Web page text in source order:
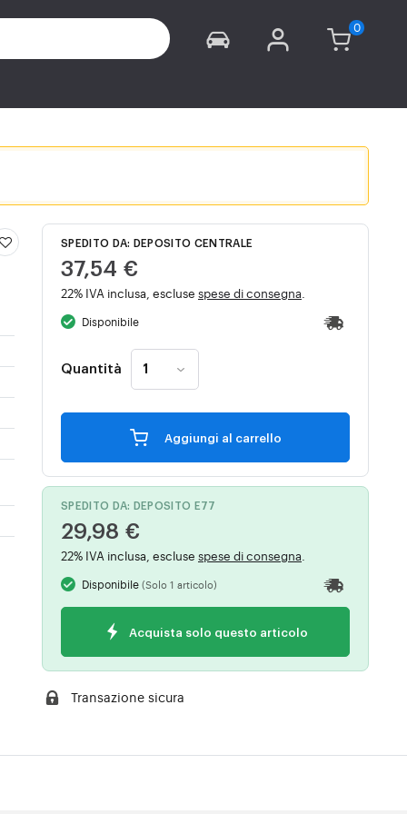
SPEDITO DA: DEPOSITO CENTRALE
37,54 €
22% IVA inclusa, escluse spese di consegna
Disponibile
Quantità
Aggiungi al carrello
SPEDITO DA: DEPOSITO E77
29,98 €
22% IVA inclusa, escluse spese di consegna
Disponibile(Solo 1 articolo)
Acquista solo questo articolo
Transazione sicura